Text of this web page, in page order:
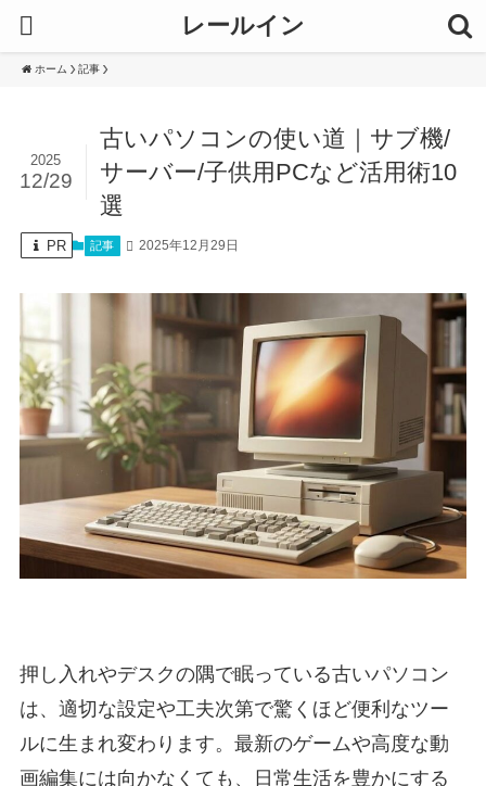
レールイン
ホーム 記事
古いパソコンの使い道｜サブ機/
サーバー/子供用PCなど活用術10
選
2025
12/29
PR 記事 2025年12月29日
押し入れやデスクの隅で眠っている古いパソコン
は、適切な設定や工夫次第で驚くほど便利なツー
ルに生まれ変わります。最新のゲームや高度な動
画編集には向かなくても、日常生活を豊かにする